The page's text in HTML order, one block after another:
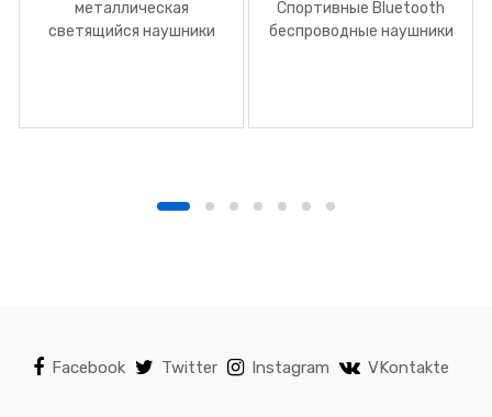
металлическая
светящийся наушники
Спортивные Bluetooth
беспроводные наушники
Facebook Twitter Instagram VKontakte